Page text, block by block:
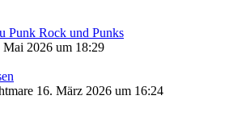
Punk Rock und Punks
Mai 2026 um 18:29
16. März 2026 um 16:24